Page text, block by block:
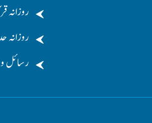
روزانہ
روزانہ
رسائل